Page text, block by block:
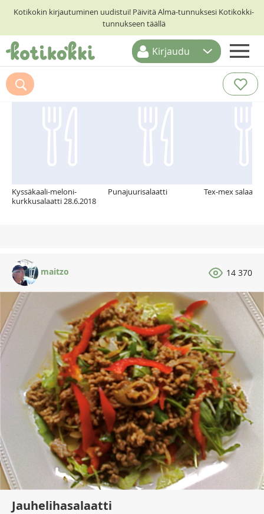
Kotikokin kirjautuminen uudistui! Päivitä Alma-tunnuksesi Kotikokki-
tunnukseen täällä
ETUSIVU
RESEPTIHAKU
Kirjaudu
Suosittelemme myös
Kyssäkaali-meloni-
kurkkusalaatti 28.6.2018
Punajuurisalaatti Tex-mex salaatti
maitzo 14 370
Jauhelihasalaatti